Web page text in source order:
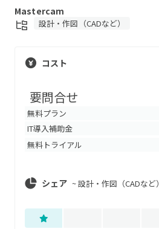
Mastercam
設計・作図（CADなど）
コスト
要問合せ
無料プラン
IT導入補助金
無料トライアル
シェア ~設計・作図（CADなど）